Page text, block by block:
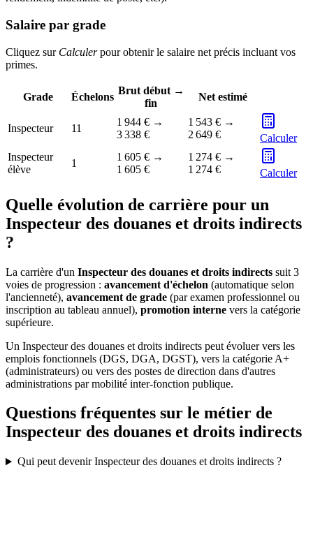
Salaire par grade
Cliquez sur Calculerpour obtenir le salaire net précis incluant vos
primes.
Grade Échelons
Brut début →
fin
Net estimé
Inspecteur 11
1 944 € →
3 338 €
1 543 € →
2 649 €
Calculer
Inspecteur
élève
1
1 605 € →
1 605 €
1 274 € →
1 274 €
Calculer
Quelle évolution de carrière pour un
Inspecteur des douanes et droits indirects
?
La carrière d'un Inspecteur des douanes et droits indirects suit 3
voies de progression : avancement d'échelon (automatique selon
l'ancienneté), avancement de grade (par examen professionnel ou
inscription au tableau annuel), promotion interne vers la catégorie
supérieure.
Un Inspecteur des douanes et droits indirects peut évoluer vers les
emplois fonctionnels (DGS, DGA, DGST), vers la catégorie A+
(administrateurs) ou vers des postes de direction dans d'autres
administrations par mobilité inter-fonction publique.
Questions fréquentes sur le métier de
Inspecteur des douanes et droits indirects
Qui peut devenir Inspecteur des douanes et droits indirects ?